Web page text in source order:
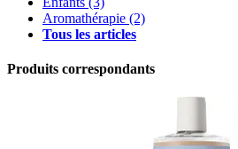
Aromathérapie (2)
Tous les articles
Produits correspondants